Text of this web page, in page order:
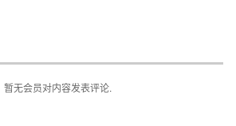
暂无会员对内容发表评论.